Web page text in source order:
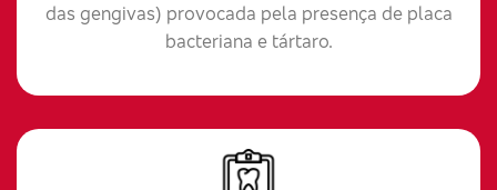
das gengivas) provocada pela presença de placa
bacteriana e tártaro.